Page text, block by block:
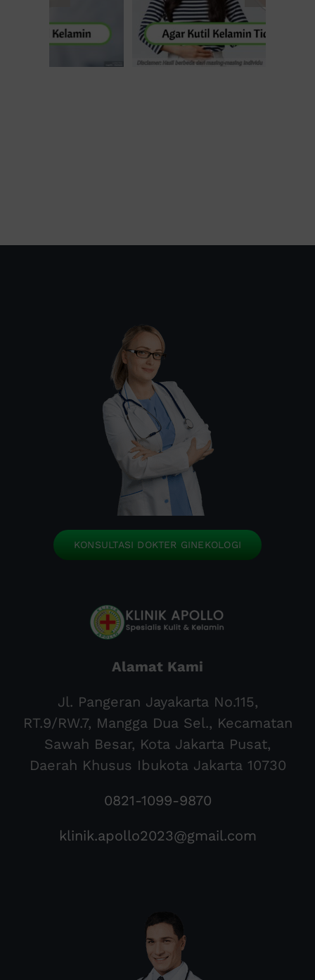
KONSULTASI DOKTER GINEKOLOGI
Alamat Kami
Jl. Pangeran Jayakarta No.115,
RT.9/RW.7, Mangga Dua Sel., Kecamatan
Sawah Besar, Kota Jakarta Pusat,
Daerah Khusus Ibukota Jakarta 10730
0821-1099-9870
klinik.apollo2023@gmail.com